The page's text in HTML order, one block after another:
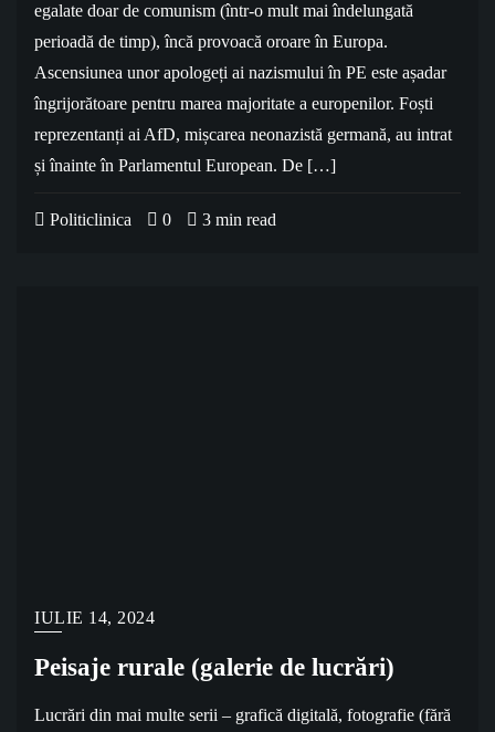
egalate doar de comunism (într-o mult mai îndelungată
perioadă de timp), încă provoacă oroare în Europa.
Ascensiunea unor apologeți ai nazismului în PE este așadar
îngrijorătoare pentru marea majoritate a europenilor. Foști
reprezentanți ai AfD, mișcarea neonazistă germană, au intrat
și înainte în Parlamentul European. De […]
Politiclinica 0 3 min read
IULIE 14, 2024
Peisaje rurale (galerie de lucrări)
Lucrări din mai multe serii – grafică digitală, fotografie (fără